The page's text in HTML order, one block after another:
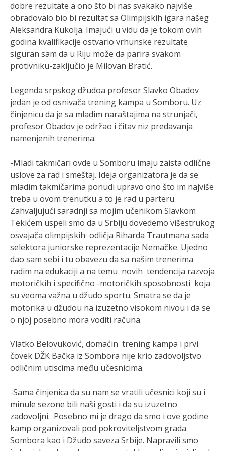
dobre rezultate a ono što bi nas svakako najviše
obradovalo bio bi rezultat sa Olimpijskih igara našeg
Aleksandra Kukolja. Imajući u vidu da je tokom ovih
godina kvalifikacije ostvario vrhunske rezultate
siguran sam da u Riju može da parira svakom
protivniku-zaključio je Milovan Bratić.
Legenda srpskog džudoa profesor Slavko Obadov
jedan je od osnivača trening kampa u Somboru. Uz
činjenicu da je sa mladim naraštajima na strunjači,
profesor Obadov je održao i čitav niz predavanja
namenjenih trenerima.
-Mladi takmičari ovde u Somboru imaju zaista odlične
uslove za rad i smeštaj. Ideja organizatora je da se
mladim takmičarima ponudi upravo ono što im najviše
treba u ovom trenutku a to je rad u parteru.
Zahvaljujući saradnji sa mojim učenikom Slavkom
Tekićem uspeli smo da u Srbiju dovedemo višestrukog
osvajača olimpijskih odličja Riharda Trautmana sada
selektora juniorske reprezentacije Nemačke. Ujedno
dao sam sebi i tu obavezu da sa našim trenerima
radim na edukaciji a na temu novih tendencija razvoja
motoričkih i specifično -motoričkih sposobnosti koja
su veoma važna u džudo sportu. Smatra se da je
motorika u džudou na izuzetno visokom nivou i da se
o njoj posebno mora voditi računa.
Vlatko Belovuković, domaćin trening kampa i prvi
čovek DŽK Bačka iz Sombora nije krio zadovoljstvo
odličnim utiscima među učesnicima.
-Sama činjenica da su nam se vratili učesnici koji su i
minule sezone bili naši gosti i da su izuzetno
zadovoljni. Posebno mi je drago da smo i ove godine
kamp organizovali pod pokroviteljstvom grada
Sombora kao i Džudo saveza Srbije. Napravili smo